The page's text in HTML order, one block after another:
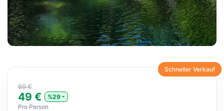
Schneller Verkauf
69 €
49 €
%29
Pro Person